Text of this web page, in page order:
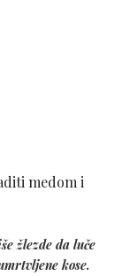
medom i
žlezde da luče
kose.